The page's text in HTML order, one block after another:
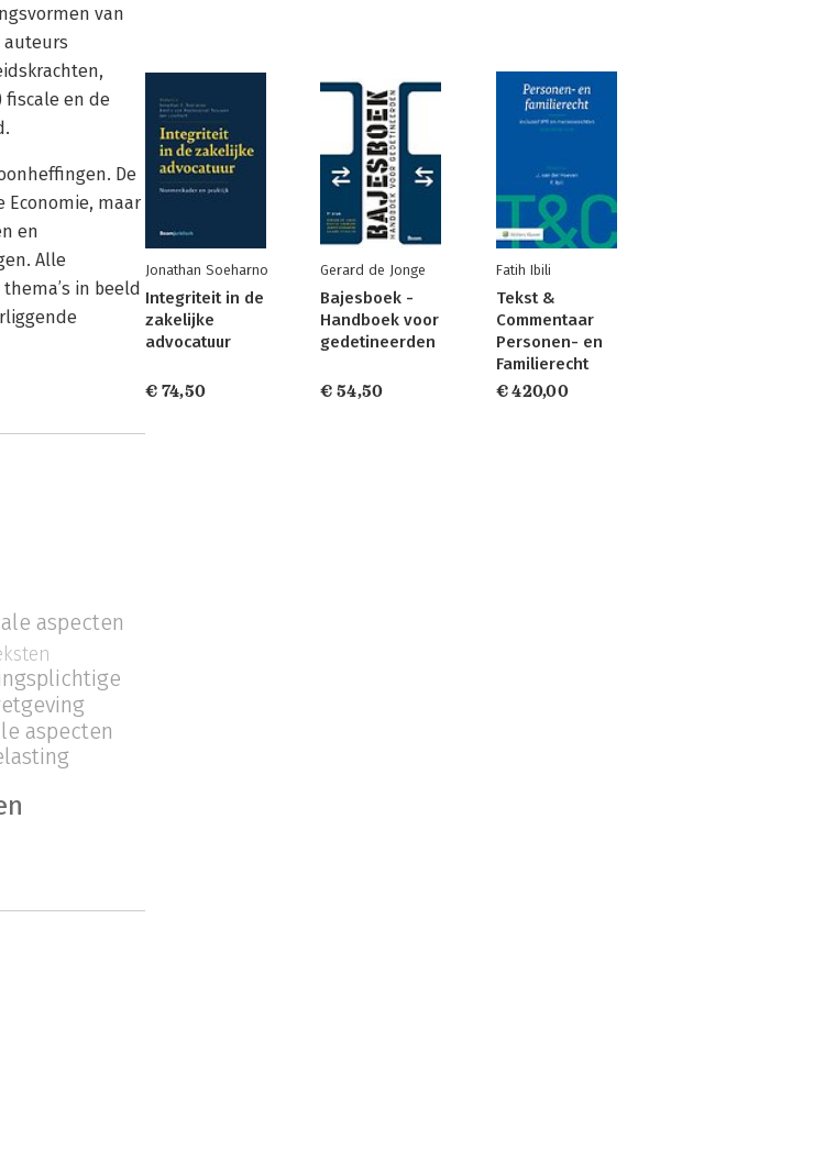
van
auteurs
fiscale en de
De
Economie, maar
en
Alle
in beeld
aspecten
aspecten
Jonathan Soeharno
Integriteit in de
zakelijke
advocatuur
€ 74,50
Gerard de Jonge
Bajesboek -
Handboek voor
gedetineerden
€ 54,50
Fatih Ibili
Tekst &
Commentaar
Personen- en
Familierecht
€ 420,00